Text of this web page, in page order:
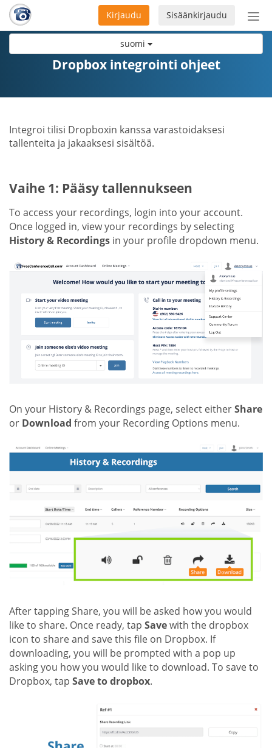
suomi
Sisäänkirjaudu
Kirjaudu
Dropbox integrointi ohjeet
Integroi tilisi Dropboxin kanssa varastoidaksesi
tallenteita ja jakaaksesi sisältöä.
Vaihe 1: Pääsy tallennukseen
To access your recordings, login into your account.
Once logged in, view your recordings by selecting
History & Recordings in your profile dropdown menu.
On your History & Recordings page, select eitherShare
or Download from your Recording Options menu.
After tapping Share, you will be asked how you would
like to share. Once ready, tap Savewith the dropbox
icon to share and save this file on Dropbox. If
downloading, you will be prompted with a pop up
asking you how you would like to download. To save to
Dropbox, tap Save to dropbox.